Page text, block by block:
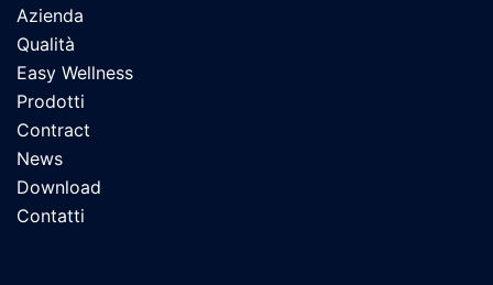
Azienda
Qualità
Easy Wellness
Prodotti
Contract
News
Download
Contatti